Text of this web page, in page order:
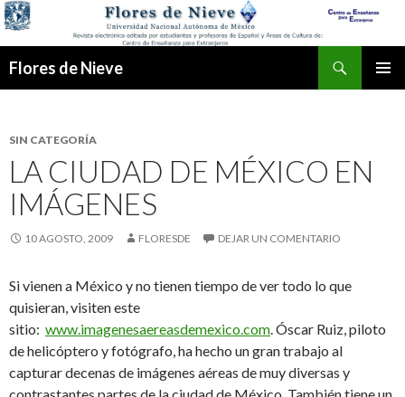
Flores de Nieve
SIN CATEGORÍA
LA CIUDAD DE MÉXICO EN
IMÁGENES
10 AGOSTO, 2009 FLORESDE DEJAR UN COMENTARIO
Si vienen a México y no tienen tiempo de ver todo lo que
quisieran, visiten este
sitio: www.imagenesaereasdemexico.com . Óscar Ruiz, piloto
de helicóptero y fotógrafo, ha hecho un gran trabajo al
capturar decenas de imágenes aéreas de muy diversas y
contrastantes partes de la ciudad de México. También tiene un